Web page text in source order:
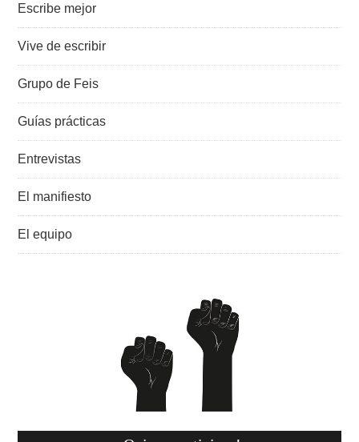
Escribe mejor
Vive de escribir
Grupo de Feis
Guías prácticas
Entrevistas
El manifiesto
El equipo